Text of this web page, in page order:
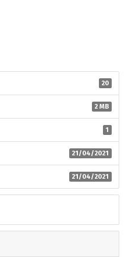
20
2 MB
1
21/04/2021
21/04/2021